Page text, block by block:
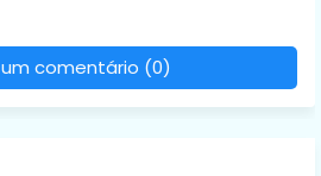
comentário (0)